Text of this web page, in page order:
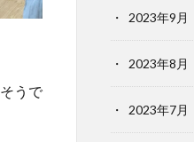
うで
2023年9月
2023年8月
2023年7月